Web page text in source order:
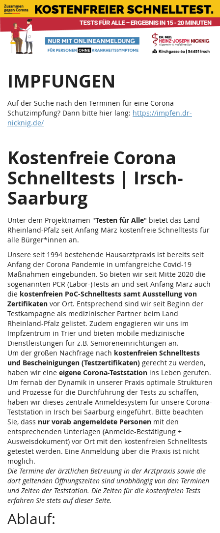
Zum
Haupt-
Inhalt
springen
Corona
Schnelltests
Teststation
Irsch
Saarburg
IMPFUNGEN
Auf der Suche nach den Terminen für eine Corona
Schutzimpfung? Dann bitte hier lang: https://impfen.dr-
nicknig.de/
Kostenfreie Corona
Schnelltests | Irsch-
Saarburg
Unter dem Projektnamen "Testen für Alle" bietet das Land
Rheinland-Pfalz seit Anfang März kostenfreie Schnelltests für
alle Bürger*innen an.
Unsere seit 1994 bestehende Hausarztpraxis ist bereits seit
Anfang der Corona Pandemie in umfangreiche Covid-19
Maßnahmen eingebunden. So bieten wir seit Mitte 2020 die
sogenannten PCR (Labor-)Tests an und seit Anfang März auch
die kostenfreien PoC-Schnelltests samt Ausstellung von
Zertifikaten vor Ort. Entsprechend sind wir seit Beginn der
Testkampagne als medizinischer Partner beim Land
Rheinland-Pfalz gelistet. Zudem engagieren wir uns im
Impfzentrum in Trier und bieten mobile medizinische
Dienstleistungen für z.B. Senioreneinrichtungen an.
Um der großen Nachfrage nach kostenfreien Schnelltests
und Bescheinigungen (Testzertifikaten) gerecht zu werden,
haben wir eine eigene Corona-Teststation ins Leben gerufen.
Um fernab der Dynamik in unserer Praxis optimale Strukturen
und Prozesse für die Durchführung der Tests zu schaffen,
haben wir dieses zentrale Anmeldesystem für unsere Corona-
Teststation in Irsch bei Saarburg eingeführt. Bitte beachten
Sie, dass nur vorab angemeldete Personen mit den
entsprechenden Unterlagen (Anmelde-Bestätigung +
Ausweisdokument) vor Ort mit den kostenfreien Schnelltests
getestet werden. Eine Anmeldung über die Praxis ist nicht
möglich.
Die Termine der ärztlichen Betreuung in der Arztpraxis sowie die
dort geltenden Öffnungszeiten sind unabhängig von den Terminen
und Zeiten der Teststation. Die Zeiten für die kostenfreien Tests
erfahren Sie stets auf dieser Seite.
Ablauf: